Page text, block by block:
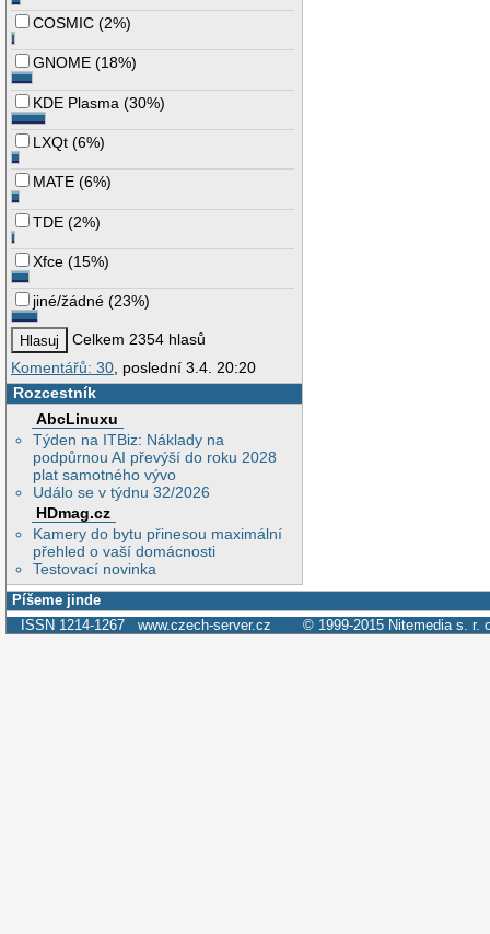
COSMIC (2%)
GNOME (18%)
KDE Plasma (30%)
LXQt (6%)
MATE (6%)
TDE (2%)
Xfce (15%)
jiné/žádné (23%)
Celkem 2354 hlasů
Komentářů: 30 , poslední 3.4. 20:20
Rozcestník
AbcLinuxu
Týden na ITBiz: Náklady na
podpůrnou AI převýší do roku 2028
plat samotného vývo
Událo se v týdnu 32/2026
HDmag.cz
Kamery do bytu přinesou maximální
přehled o vaší domácnosti
Testovací novinka
Píšeme jinde
ISSN 1214-1267 www.czech-server.cz © 1999-2015 Nitemedia s. r.